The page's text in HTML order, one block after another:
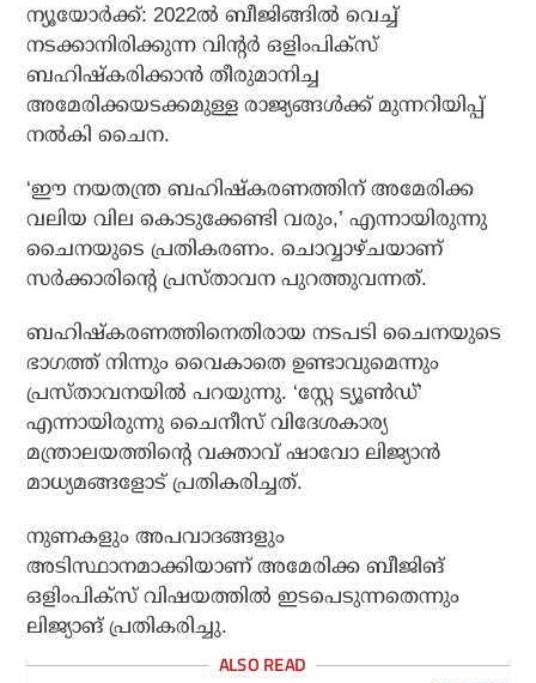
ന്യൂയോര്‍ക്ക്: 2022ല്‍ ബീജിങ്ങില്‍ വെച്ച്
നടക്കാനിരിക്കുന്ന വിന്റര്‍ ഒളിംപിക്‌സ്
ബഹിഷ്‌കരിക്കാന്‍ തീരുമാനിച്ച
അമേരിക്കയടക്കമുള്ള രാജ്യങ്ങള്‍ക്ക് മുന്നറിയിപ്പ്
നല്‍കി ചൈന.
‘ഈ നയതന്ത്ര ബഹിഷ്‌കരണത്തിന് അമേരിക്ക
വലിയ വില കൊടുക്കേണ്ടി വരും,’ എന്നായിരുന്നു
ചൈനയുടെ പ്രതികരണം. ചൊവ്വാഴ്ചയാണ്
സര്‍ക്കാരിന്റെ പ്രസ്താവന പുറത്തുവന്നത്.
ബഹിഷ്‌കരണത്തിനെതിരായ നടപടി ചൈനയുടെ
ഭാഗത്ത് നിന്നും വൈകാതെ ഉണ്ടാവുമെന്നും
പ്രസ്താവനയില്‍ പറയുന്നു. ‘സ്റ്റേ ട്യൂണ്‍ഡ്’
എന്നായിരുന്നു ചൈനീസ് വിദേശകാര്യ
മന്ത്രാലയത്തിന്റെ വക്താവ് ഷാവോ ലിജ്യാന്‍
മാധ്യമങ്ങളോട് പ്രതികരിച്ചത്.
നുണകളും അപവാദങ്ങളും
അടിസ്ഥാനമാക്കിയാണ് അമേരിക്ക ബീജിങ്
ഒളിംപിക്‌സ് വിഷയത്തില്‍ ഇടപെടുന്നതെന്നും
ലിജ്യാങ് പ്രതികരിച്ചു.